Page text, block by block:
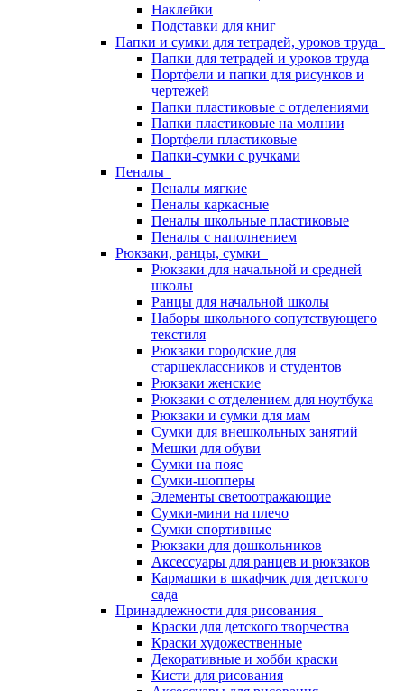
Наклейки
Подставки для книг
Папки и сумки для тетрадей, уроков труда
Папки для тетрадей и уроков труда
Портфели и папки для рисунков и
чертежей
Папки пластиковые с отделениями
Папки пластиковые на молнии
Портфели пластиковые
Папки-сумки с ручками
Пеналы
Пеналы мягкие
Пеналы каркасные
Пеналы школьные пластиковые
Пеналы с наполнением
Рюкзаки, ранцы, сумки
Рюкзаки для начальной и средней
школы
Ранцы для начальной школы
Наборы школьного сопутствующего
текстиля
Рюкзаки городские для
старшеклассников и студентов
Рюкзаки женские
Рюкзаки с отделением для ноутбука
Рюкзаки и сумки для мам
Сумки для внешкольных занятий
Мешки для обуви
Сумки на пояс
Сумки-шопперы
Элементы светоотражающие
Сумки-мини на плечо
Сумки спортивные
Рюкзаки для дошкольников
Аксессуары для ранцев и рюкзаков
Кармашки в шкафчик для детского
сада
Принадлежности для рисования
Краски для детского творчества
Краски художественные
Декоративные и хобби краски
Кисти для рисования